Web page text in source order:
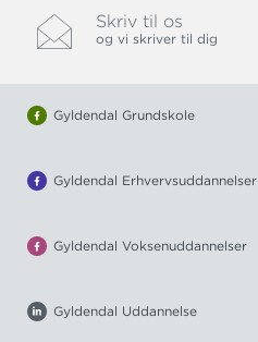
Skriv til os
og vi skriver til dig
Gyldendal Grundskole
Gyldendal Erhvervsuddannelser
Gyldendal Voksenuddannelser
Gyldendal Uddannelse